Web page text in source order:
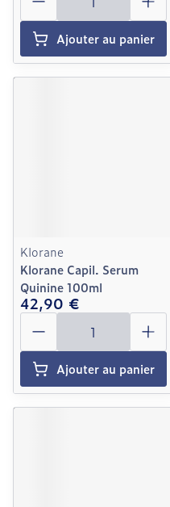
Ajouter au panier
Klorane
Klorane Capil. Serum
Quinine 100ml
42,90 €
Quantité
Ajouter au panier